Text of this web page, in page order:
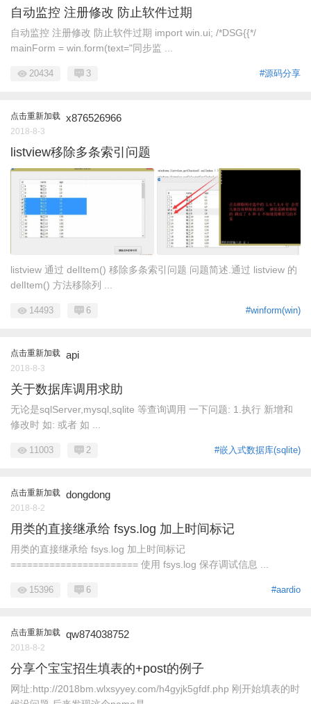
自动监控 注册修改 防止软件过期
自动监控 注册修改 防止软件过期 import win.ui; /*DSG{{*/
mainForm = win.form(text="同步监 ...
#源码分享
20434 3
点击重新加载 x876526966
2018-8-3
listview移除多条索引问题
listview 通过 delItem() 移除多条索引问题 问题简述.通过 listview 的
delItem() 方法移除列 ...
#winform(win)
14493 6
点击重新加载 api
2018-8-3
关于数据库调用求助
无论是sqlServer,mysql,sqlite 等查询调用 一下问题: 1.执行 新增和
修改时 如: 或者 如 ...
#嵌入式数据库(sqlite)
11003 2
点击重新加载 dongdong
2018-8-2
用类的直接继承给 fsys.log 加上时间标记
用类的直接继承给 fsys.log 加上时间标记
======================= 使用 fsys.log 保存调试信息 ...
#aardio
15396 6
点击重新加载 qw874038752
2018-8-2
分享个宝宝招生填表的+post的例子
网址:http://2018bm.wlxsyyey.com/h4gyjk5gfdf.php 刚开始填表的时